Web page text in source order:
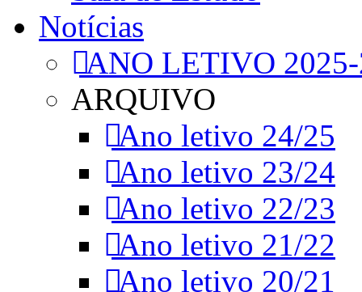
Notícias
ANO LETIVO
ARQUIVO
Ano letivo 24/25
Ano letivo 23/24
Ano letivo 22/23
Ano letivo 21/22
Ano letivo 20/21